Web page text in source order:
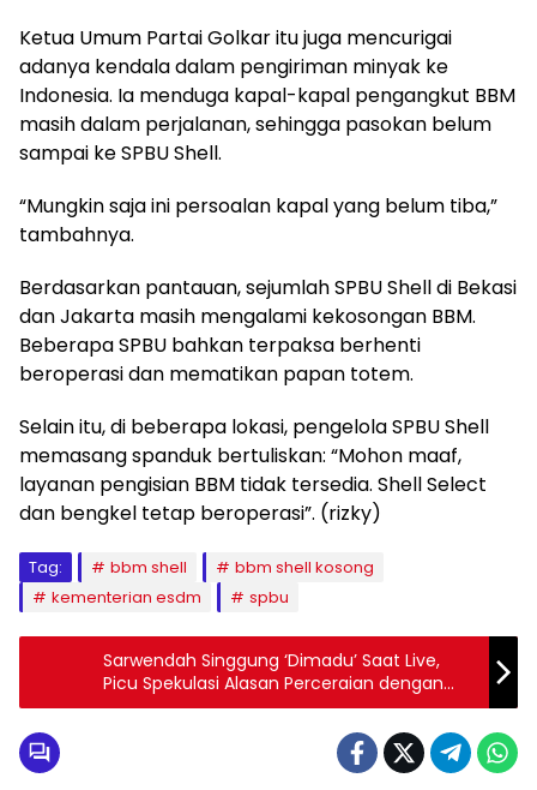
Ketua Umum Partai Golkar itu juga mencurigai
adanya kendala dalam pengiriman minyak ke
Indonesia. Ia menduga kapal-kapal pengangkut BBM
masih dalam perjalanan, sehingga pasokan belum
sampai ke SPBU Shell.
“Mungkin saja ini persoalan kapal yang belum tiba,”
tambahnya.
Berdasarkan pantauan, sejumlah SPBU Shell di Bekasi
dan Jakarta masih mengalami kekosongan BBM.
Beberapa SPBU bahkan terpaksa berhenti
beroperasi dan mematikan papan totem.
Selain itu, di beberapa lokasi, pengelola SPBU Shell
memasang spanduk bertuliskan: “Mohon maaf,
layanan pengisian BBM tidak tersedia. Shell Select
dan bengkel tetap beroperasi”. (rizky)
Tag: bbm shell
bbm shell kosong
kementerian esdm
spbu
Sarwendah Singgung ‘Dimadu’ Saat Live,
Picu Spekulasi Alasan Perceraian dengan
Ruben Onsu